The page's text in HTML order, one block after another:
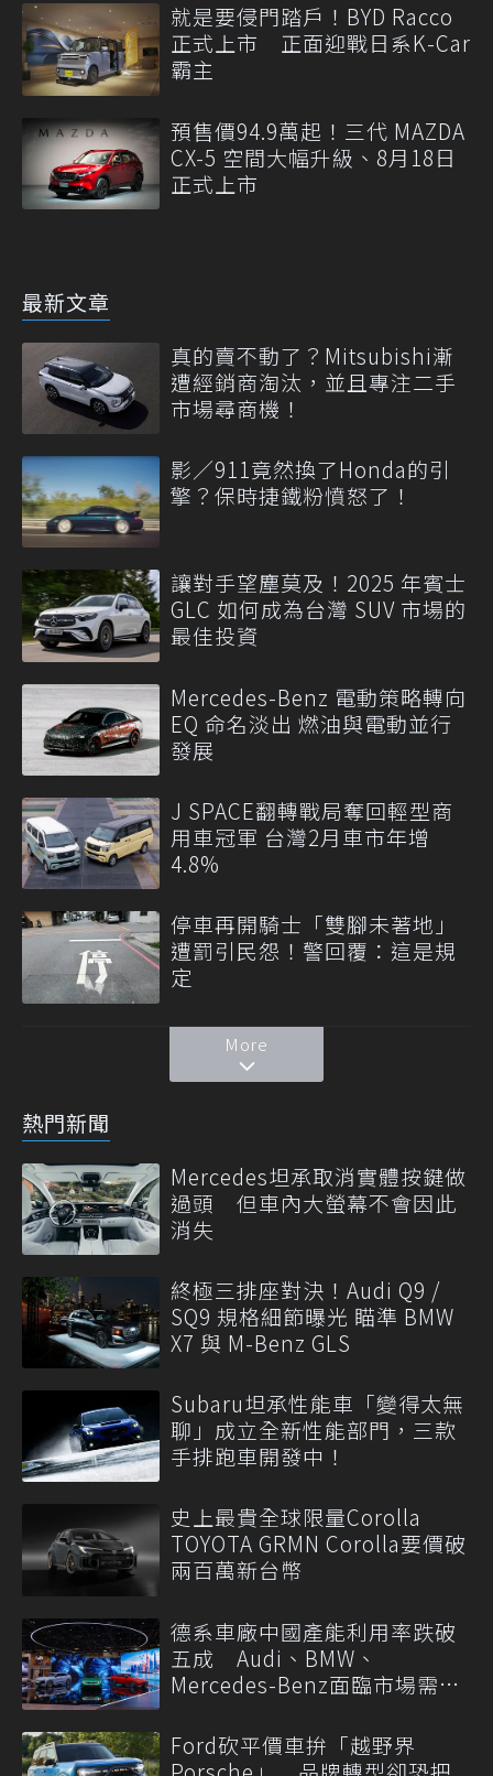
就是要侵門踏戶！BYD Racco
正式上市 正面迎戰日系K-Car
霸主
預售價94.9萬起！三代 MAZDA
CX-5 空間大幅升級、8月18日
正式上市
最新文章
真的賣不動了？Mitsubishi漸
遭經銷商淘汰，並且專注二手
市場尋商機！
影／911竟然換了Honda的引
擎？保時捷鐵粉憤怒了！
讓對手望塵莫及！2025 年賓士
GLC 如何成為台灣 SUV 市場的
最佳投資
Mercedes-Benz 電動策略轉向
EQ 命名淡出 燃油與電動並行
發展
J SPACE翻轉戰局奪回輕型商
用車冠軍 台灣2月車市年增
4.8%
停車再開騎士「雙腳未著地」
遭罰引民怨！警回覆：這是規
定
More
熱門新聞
Mercedes坦承取消實體按鍵做
過頭 但車內大螢幕不會因此
消失
終極三排座對決！Audi Q9 /
SQ9 規格細節曝光 瞄準 BMW
X7 與 M-Benz GLS
Subaru坦承性能車「變得太無
聊」成立全新性能部門，三款
手排跑車開發中！
史上最貴全球限量Corolla
TOYOTA GRMN Corolla要價破
兩百萬新台幣
德系車廠中國產能利用率跌破
五成 Audi、BMW、
Mercedes-Benz面臨市場需求
Ford砍平價車拚「越野界